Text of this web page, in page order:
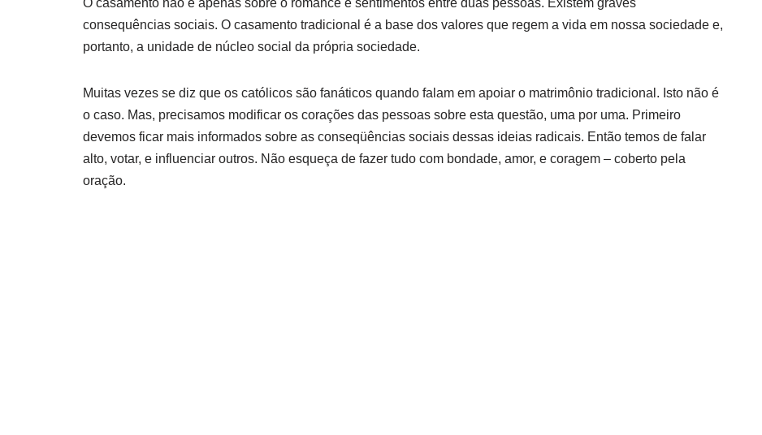
O casamento não é apenas sobre o romance e sentimentos entre duas pessoas. Existem graves
consequências sociais. O casamento tradicional é a base dos valores que regem a vida em nossa sociedade e,
portanto, a unidade de núcleo social da própria sociedade.
Muitas vezes se diz que os católicos são fanáticos quando falam em apoiar o matrimônio tradicional. Isto não é
o caso. Mas, precisamos modificar os corações das pessoas sobre esta questão, uma por uma. Primeiro
devemos ficar mais informados sobre as conseqüências sociais dessas ideias radicais. Então temos de falar
alto, votar, e influenciar outros. Não esqueça de fazer tudo com bondade, amor, e coragem – coberto pela
oração.